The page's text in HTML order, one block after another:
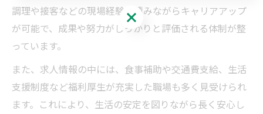
調理や接客などの現場経験を積みながらキャリアアップ
が可能で、成果や努力がしっかりと評価される体制が整
っています。
また、求人情報の中には、食事補助や交通費支給、生活
支援制度など福利厚生が充実した職場も多く見受けられ
ます。これにより、生活の安定を図りながら長く安心し
お問い合わせはこちら